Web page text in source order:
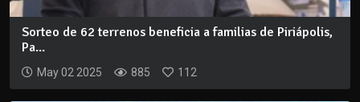
Sorteo de 62 terrenos beneficia a familias de Piriápolis,
Pa...
May 02 2025 885 112